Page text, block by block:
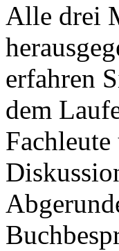
Alle drei
erfahren
dem